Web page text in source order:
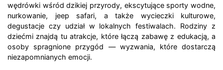
wędrówki wśród dzikiej przyrody, ekscytujące sporty wodne,
nurkowanie, jeep safari, a także wycieczki kulturowe,
degustacje czy udział w lokalnych festiwalach. Rodziny z
dziećmi znajdą tu atrakcje, które łączą zabawę z edukacją, a
osoby spragnione przygód — wyzwania, które dostarczą
niezapomnianych emocji.